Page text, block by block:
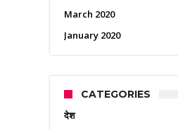
March 2020
January 2020
CATEGORIES
देश